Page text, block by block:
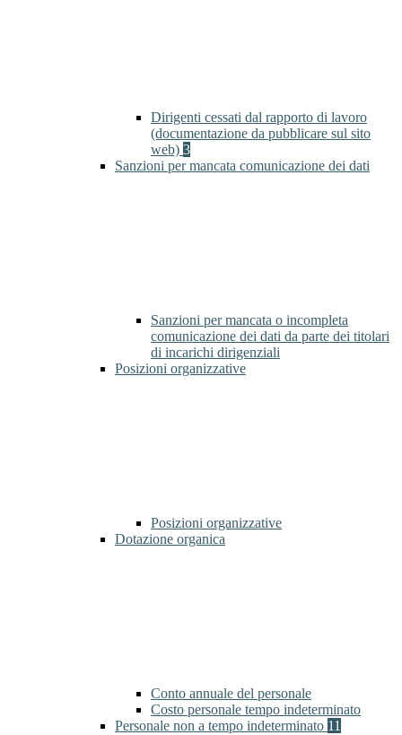
Dirigenti cessati dal rapporto di lavoro
(documentazione da pubblicare sul sito
web) 3
Sanzioni per mancata comunicazione dei dati
Sanzioni per mancata o incompleta
comunicazione dei dati da parte dei titolari
di incarichi dirigenziali
Posizioni organizzative
Posizioni organizzative
Dotazione organica
Conto annuale del personale
Costo personale tempo indeterminato
Personale non a tempo indeterminato 11